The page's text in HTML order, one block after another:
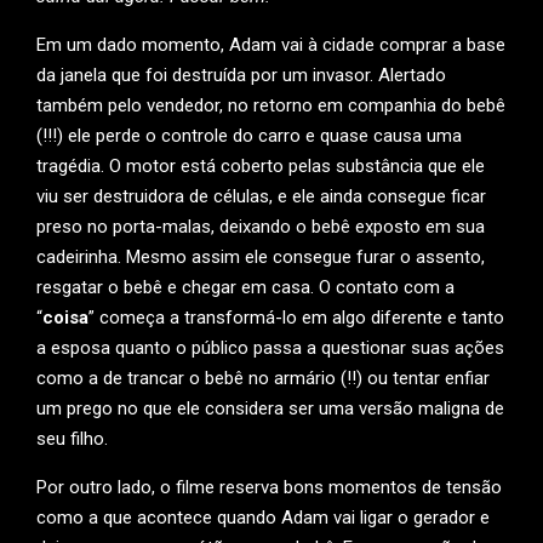
Em um dado momento, Adam vai à cidade comprar a base
da janela que foi destruída por um invasor. Alertado
também pelo vendedor, no retorno em companhia do bebê
(!!!) ele perde o controle do carro e quase causa uma
tragédia. O motor está coberto pelas substância que ele
viu ser destruidora de células, e ele ainda consegue ficar
preso no porta-malas, deixando o bebê exposto em sua
cadeirinha. Mesmo assim ele consegue furar o assento,
resgatar o bebê e chegar em casa. O contato com a
“coisa” começa a transformá-lo em algo diferente e tanto
a esposa quanto o público passa a questionar suas ações
como a de trancar o bebê no armário (!!) ou tentar enfiar
um prego no que ele considera ser uma versão maligna de
seu filho.
Por outro lado, o filme reserva bons momentos de tensão
como a que acontece quando Adam vai ligar o gerador e